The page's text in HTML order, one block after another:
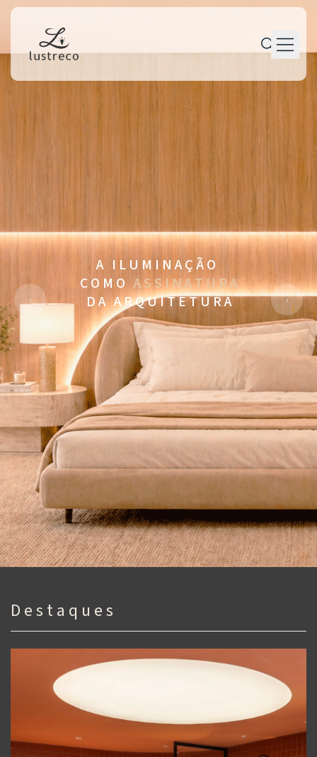
P e r s o n a l i z a ç ã o
P r o j e t o s
M a n u t e n ç ã o
T r a j e t ó r i a
C o n t a t o
A I L U M I N A Ç Ã O
C O M OA S S I N A T U R A
D A A R Q U I T E T U R A
‹ ›
D e s t a q u e s